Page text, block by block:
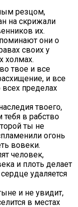
резцом,
на скрижали
их.
они о
своих у
холмах.
твое и все
и все
пределах
твоего,
тебя в рабство
ты не
огонь
вовеки.
человек,
и плоть делает
удаляется
и не увидит,
в местах